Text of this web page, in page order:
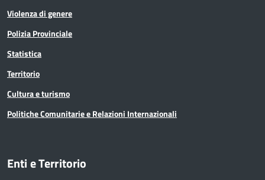
Violenza di genere
Polizia Provinciale
Statistica
Territorio
Cultura e turismo
Politiche Comunitarie e Relazioni Internazionali
Enti e Territorio